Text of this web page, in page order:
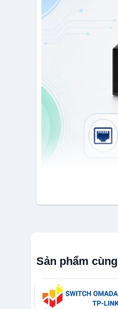
Ưu điểm
truyền tải
Sản phẩm